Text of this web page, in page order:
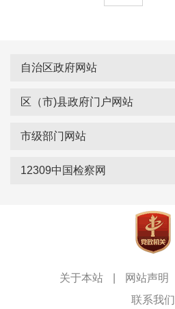
自治区政府网站
区（市)县政府门户网站
市级部门网站
12309中国检察网
关于本站 网站声明
联系我们